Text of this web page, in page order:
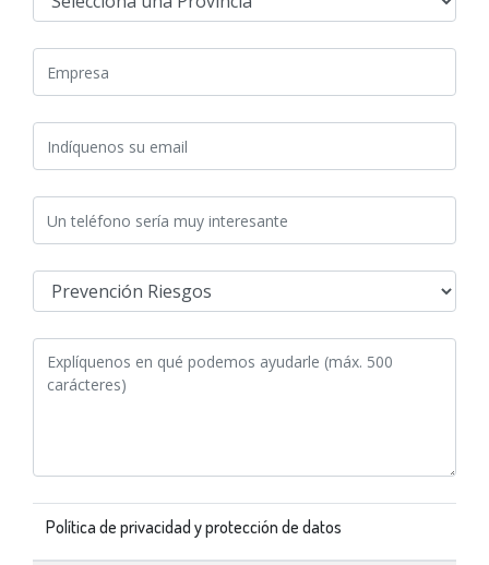
Política de privacidad y protección de datos